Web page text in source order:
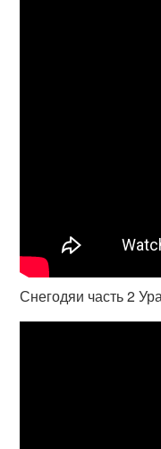
Снегодяи часть 2